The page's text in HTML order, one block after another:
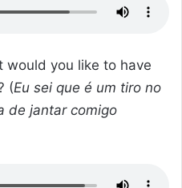
would you like to have
(Eu sei que é um tiro no
de jantar comigo